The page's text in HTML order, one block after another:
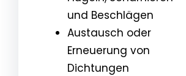
und Beschlägen
Austausch oder
Erneuerung von
Dichtungen